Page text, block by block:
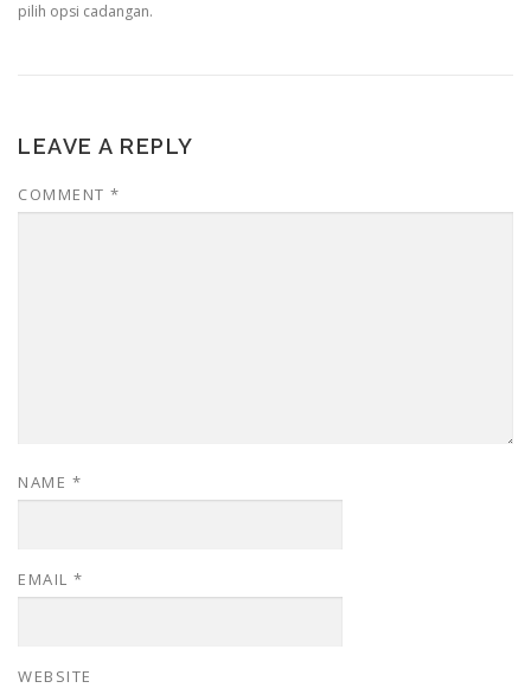
pilih opsi cadangan.
LEAVE A REPLY
COMMENT *
NAME *
EMAIL *
WEBSITE